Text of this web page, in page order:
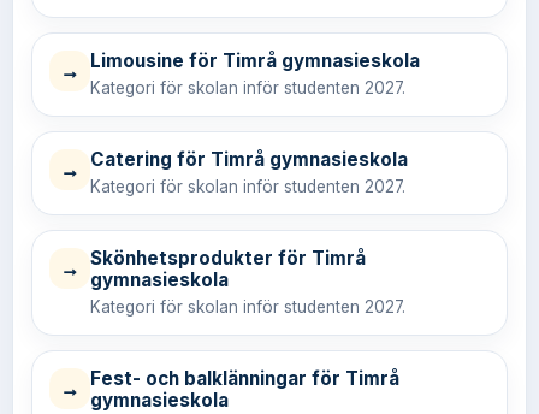
→ Limousine för Timrå gymnasieskola
Kategori för skolan inför studenten 2027.
→ Catering för Timrå gymnasieskola
Kategori för skolan inför studenten 2027.
→ Skönhetsprodukter för Timrå
gymnasieskola
Kategori för skolan inför studenten 2027.
→
Fest- och balklänningar för Timrå
gymnasieskola